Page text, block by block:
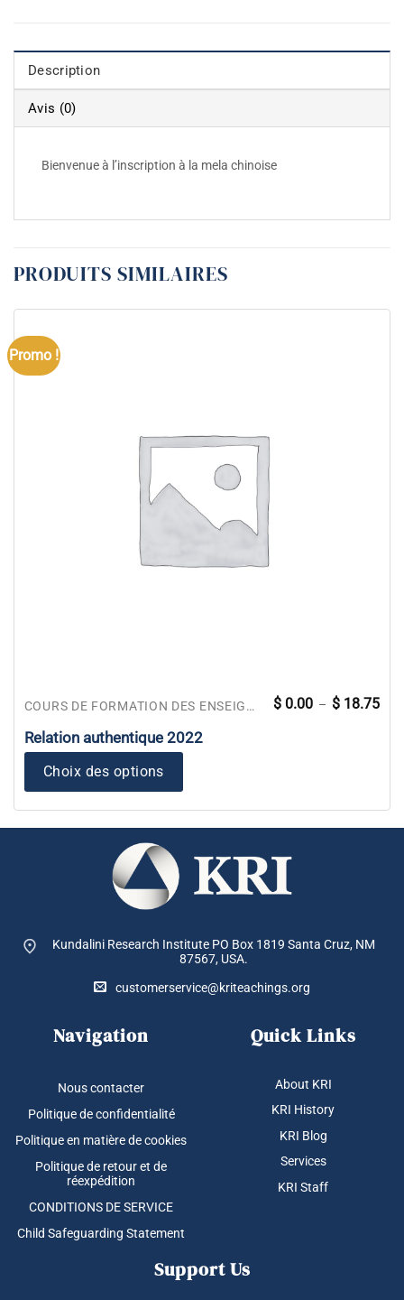
Description
Avis (0)
Bienvenue à l’inscription à la mela chinoise
PRODUITS SIMILAIRES
Promo !
COURS DE FORMATION DES ENSEIGNANTS
Relation authentique 2022
$ 0.00 – $ 18.75de
Choix des options
Ce
a
plusieurs
variations.
Les
options
du
Kundalini Research Institute PO Box 1819 Santa Cruz, NM
87567, USA.
customerservice@kriteachings.org
Navigation
Nous contacter
Politique de confidentialité
Politique en matière de cookies
Politique de retour et de
réexpédition
CONDITIONS DE SERVICE
Child Safeguarding Statement
Quick Links
About KRI
KRI History
KRI Blog
Services
KRI Staff
Support Us